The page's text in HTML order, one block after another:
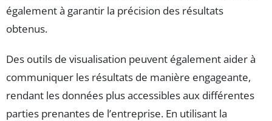
également à garantir la précision des résultats
obtenus.
Des outils de visualisation peuvent également aider à
communiquer les résultats de manière engageante,
rendant les données plus accessibles aux différentes
parties prenantes de l’entreprise. En utilisant la